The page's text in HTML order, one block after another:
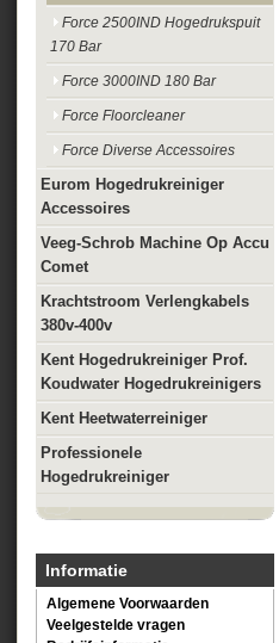
Force 2500IND Hogedrukspuit
170 Bar
Force 3000IND 180 Bar
Force Floorcleaner
Force Diverse Accessoires
Eurom Hogedrukreiniger
Accessoires
Veeg-Schrob Machine Op Accu
Comet
Krachtstroom Verlengkabels
380v-400v
Kent Hogedrukreiniger Prof.
Koudwater Hogedrukreinigers
Kent Heetwaterreiniger
Professionele
Hogedrukreiniger
Informatie
Algemene Voorwaarden
Veelgestelde vragen